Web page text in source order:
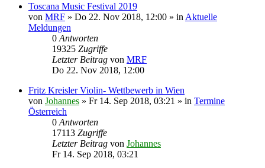
Toscana Music Festival 2019
von MRF » Do 22. Nov 2018, 12:00 » in Aktuelle
Meldungen
0 Antworten
19325 Zugriffe
Letzter Beitrag von MRF
Do 22. Nov 2018, 12:00
Fritz Kreisler Violin- Wettbewerb in Wien
von Johannes » Fr 14. Sep 2018, 03:21 » in Termine
Österreich
0 Antworten
17113 Zugriffe
Letzter Beitrag von Johannes
Fr 14. Sep 2018, 03:21